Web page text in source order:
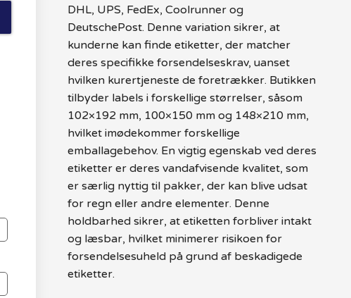
DHL, UPS, FedEx, Coolrunner og
DeutschePost. Denne variation sikrer, at
kunderne kan finde etiketter, der matcher
deres specifikke forsendelseskrav, uanset
hvilken kurertjeneste de foretrækker. Butikken
tilbyder labels i forskellige størrelser, såsom
102×192 mm, 100×150 mm og 148×210 mm,
hvilket imødekommer forskellige
emballagebehov. En vigtig egenskab ved deres
etiketter er deres vandafvisende kvalitet, som
er særlig nyttig til pakker, der kan blive udsat
for regn eller andre elementer. Denne
holdbarhed sikrer, at etiketten forbliver intakt
og læsbar, hvilket minimerer risikoen for
forsendelsesuheld på grund af beskadigede
etiketter.